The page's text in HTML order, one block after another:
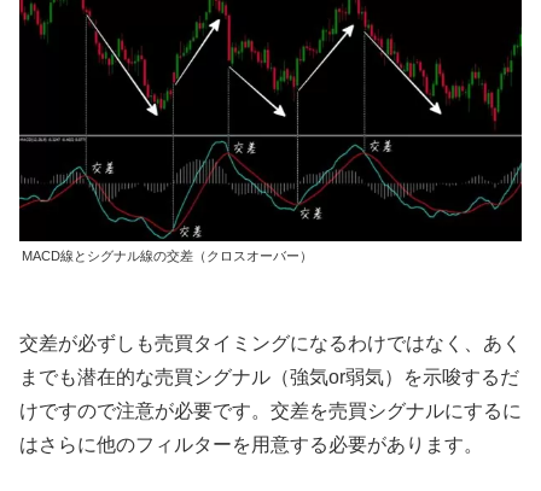
MACD線とシグナル線の交差（クロスオーバー）
交差が必ずしも売買タイミングになるわけではなく、あく
までも潜在的な売買シグナル（強気or弱気）を示唆するだ
けですので注意が必要です。交差を売買シグナルにするに
はさらに他のフィルターを用意する必要があります。